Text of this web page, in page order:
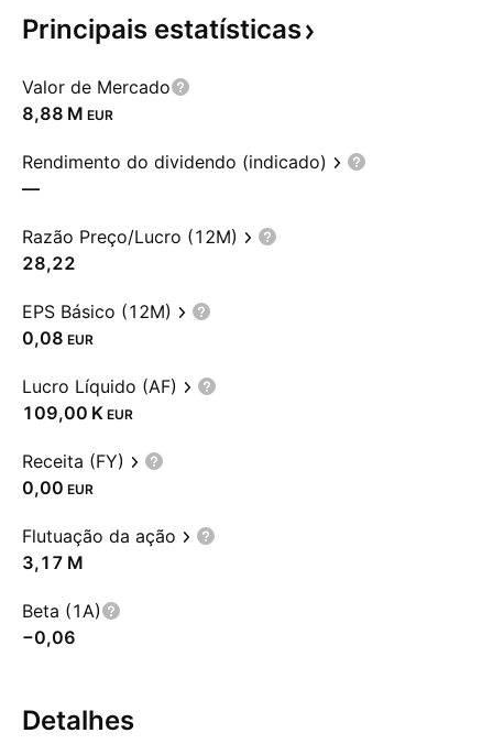
Principais estatísticas
Valor de Mercado
‪8,88 M‬ EUR
Rendimento do dividendo (indicado)
—
Razão Preço/Lucro (12M)
28,22
EPS Básico (12M)
0,08 EUR
Lucro Líquido (AF)
‪109,00 K‬ EUR
Receita (FY)
0,00 EUR
Flutuação da ação
‪3,17 M‬
Beta (1A)
−0,06
Detalhes